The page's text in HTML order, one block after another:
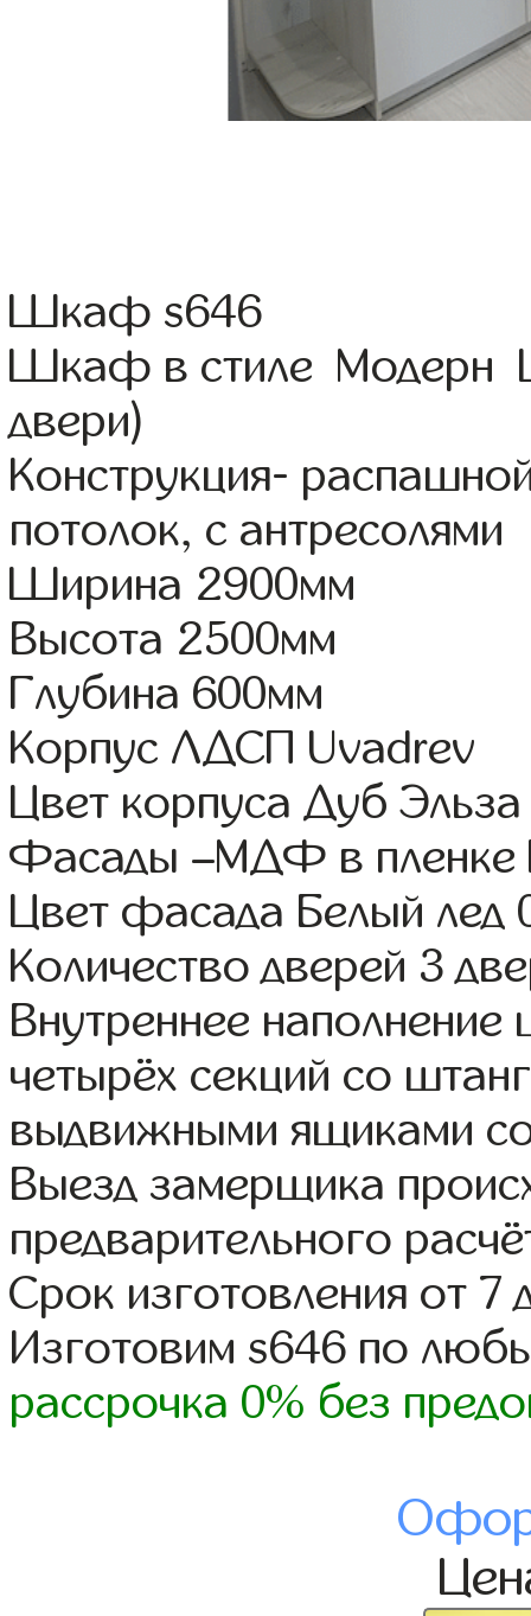
Шкаф s646
Шкаф в стиле Модерн
двери)
Конструкция-
потолок, с антресолями
Ширина 2900мм
Высота 2500мм
Глубина 600мм
Корпус ЛДСП Uvadrev
Цвет корпуса Дуб Эльза
Фасады –МДФ в пленке
Цвет фасада Белый лед
Количество дверей 3
Внутреннее
четырёх секций со
выдвижными ящиками
Выезд замерщика
предварительного
Срок изготовления от 7
Изготовим s646 по
рассрочка 0% без